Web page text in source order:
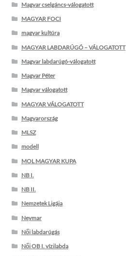
Magyar cselgáncs-válogatott
MAGYAR FOCI
magyar kultúra
MAGYAR LABDARÚGÓ – VÁLOGATOTT
Magyar labdarúgó-válogatott
Magyar Péter
Magyar válogatott
MAGYAR VÁLOGATOTT
Magyarország
MLSZ
modell
MOL MAGYAR KUPA
NB I.
NB II.
Nemzetek Ligája
Neymar
Női labdarúgás
Női OB I. vízilabda